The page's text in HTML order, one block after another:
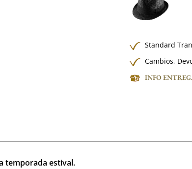
Standard
Cambios,
INFO
temporada estival.